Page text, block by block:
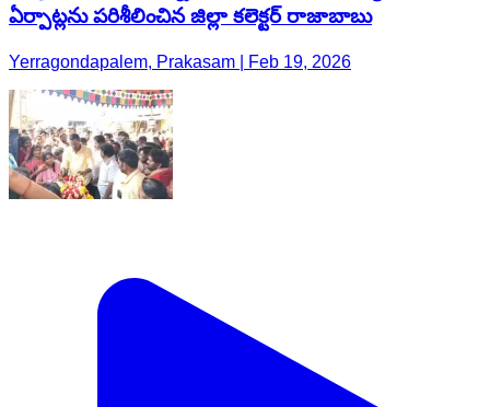
ఏర్పాట్లను పరిశీలించిన జిల్లా కలెక్టర్ రాజాబాబు
Yerragondapalem, Prakasam | Feb 19, 2026